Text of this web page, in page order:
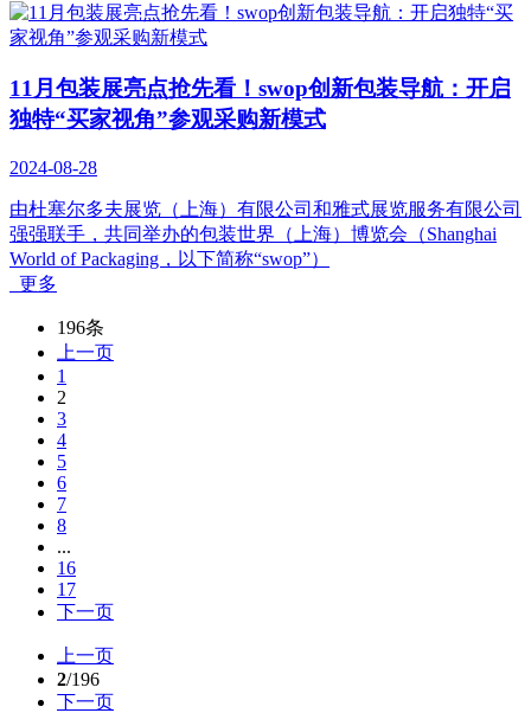
11月包装展亮点抢先看！swop创新包装导航：开启
独特“买家视角”参观采购新模式
2024-08-28
由杜塞尔多夫展览（上海）有限公司和雅式展览服务有限公司
强强联手，共同举办的包装世界（上海）博览会（Shanghai
World of Packaging，以下简称“swop”）
更多
196条
上一页
1
2
3
4
5
6
7
8
...
16
17
下一页
上一页
2/196
下一页